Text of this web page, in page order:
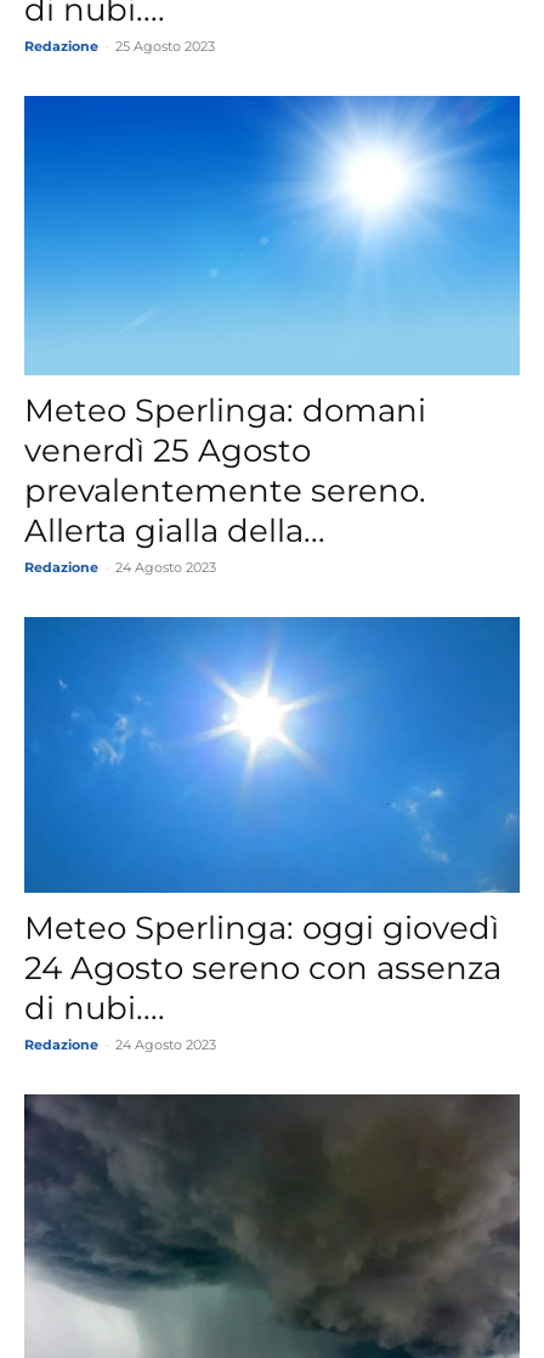
di nubi....
Redazione 25 Agosto 2023
Meteo Sperlinga: domani
venerdì 25 Agosto
prevalentemente sereno.
Allerta gialla della...
Redazione 24 Agosto 2023
Meteo Sperlinga: oggi giovedì
24 Agosto sereno con assenza
di nubi....
Redazione 24 Agosto 2023